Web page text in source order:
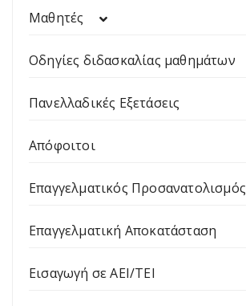
Μαθητές
Οδηγίες διδασκαλίας μαθημάτων
Πανελλαδικές Εξετάσεις
Απόφοιτοι
Επαγγελματικός Προσανατολισμός
Επαγγελματική Αποκατάσταση
Εισαγωγή σε ΑΕΙ/ΤΕΙ